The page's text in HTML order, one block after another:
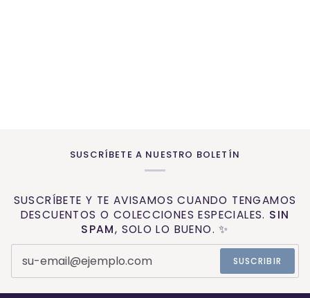
SUSCRÍBETE A NUESTRO BOLETÍN
SUSCRÍBETE Y TE AVISAMOS CUANDO TENGAMOS
DESCUENTOS O COLECCIONES ESPECIALES. SIN
SPAM, SOLO LO BUENO. ✨
SUSCRIBIR